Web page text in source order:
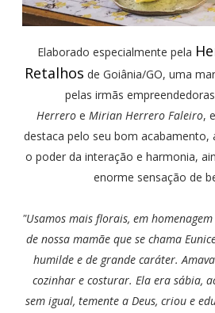
Elaborado especialmente pela
Retalhos de Goiânia/GO, uma
pelas irmãs
Herrero eMirian Herrero Faleiro,
destaca pelo seu bom acabamento,
o poder da interação e harmonia,
enorme sensação de
"Usamos mais florais, em
de nossa mamãe que se chama
humilde e de grande caráter.
cozinhar e costurar. Ela era sábia,
sem igual, temente a Deus, criou e